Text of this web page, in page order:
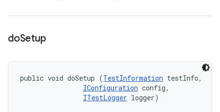
doSetup
public void doSetup (TestInformation testInfo,
IConfiguration config,
ITestLogger logger)